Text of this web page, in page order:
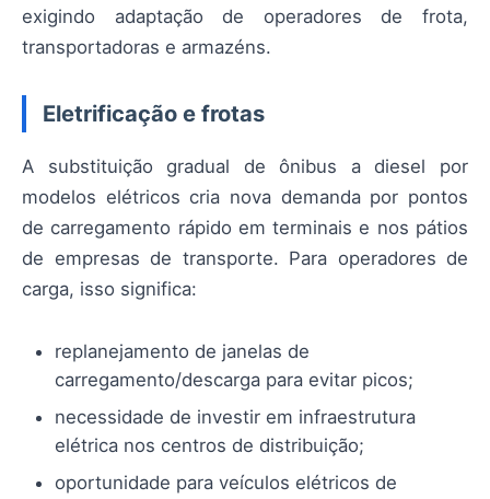
exigindo adaptação de operadores de frota,
transportadoras e armazéns.
Eletrificação e frotas
A substituição gradual de ônibus a diesel por
modelos elétricos cria nova demanda por pontos
de carregamento rápido em terminais e nos pátios
de empresas de transporte. Para operadores de
carga, isso significa:
replanejamento de janelas de
carregamento/descarga para evitar picos;
necessidade de investir em infraestrutura
elétrica nos centros de distribuição;
oportunidade para veículos elétricos de